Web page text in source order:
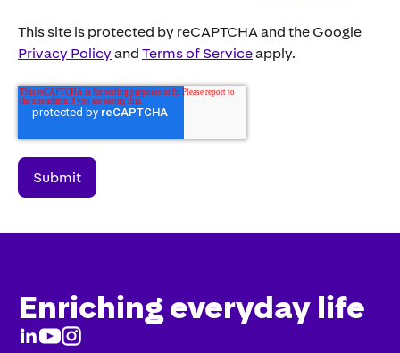
This site is protected by reCAPTCHA and the Google
Privacy Policyand Terms of Serviceapply.
Enriching everyday life